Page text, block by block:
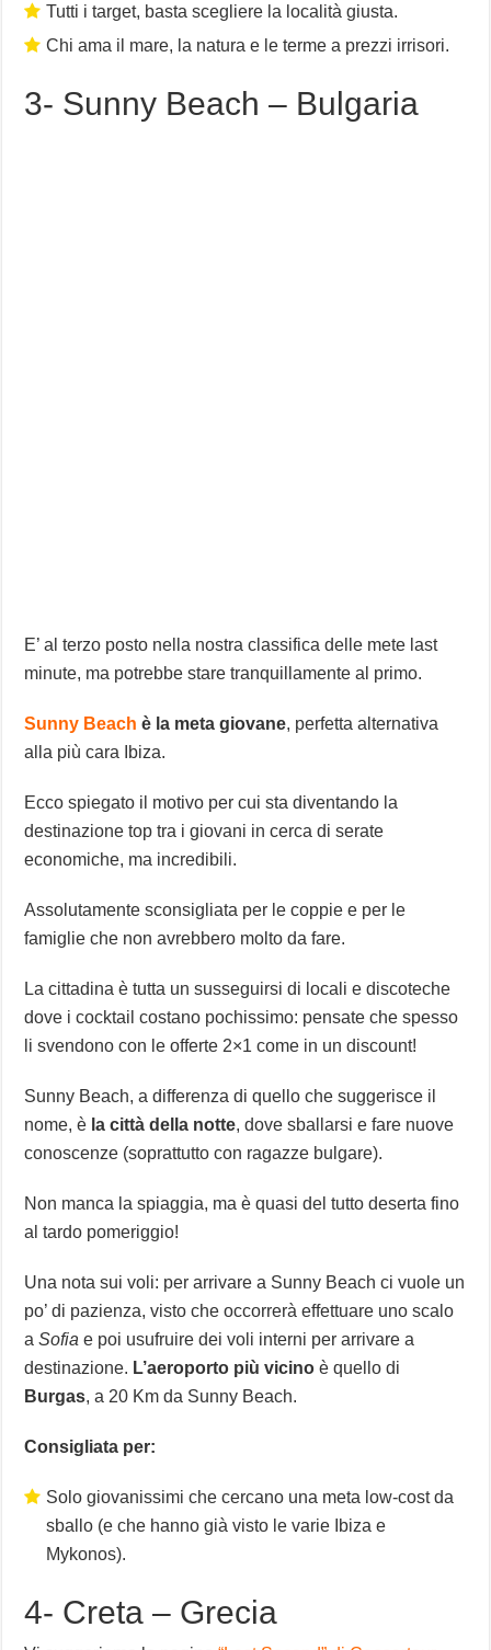
Tutti i target, basta scegliere la località giusta.
Chi ama il mare, la natura e le terme a prezzi irrisori.
3- Sunny Beach – Bulgaria
E’ al terzo posto nella nostra classifica delle mete last
minute, ma potrebbe stare tranquillamente al primo.
Sunny Beach è la meta giovane, perfetta alternativa
alla più cara Ibiza.
Ecco spiegato il motivo per cui sta diventando la
destinazione top tra i giovani in cerca di serate
economiche, ma incredibili.
Assolutamente sconsigliata per le coppie e per le
famiglie che non avrebbero molto da fare.
La cittadina è tutta un susseguirsi di locali e discoteche
dove i cocktail costano pochissimo: pensate che spesso
li svendono con le offerte 2×1 come in un discount!
Sunny Beach, a differenza di quello che suggerisce il
nome, è la città della notte, dove sballarsi e fare nuove
conoscenze (soprattutto con ragazze bulgare).
Non manca la spiaggia, ma è quasi del tutto deserta fino
al tardo pomeriggio!
Una nota sui voli: per arrivare a Sunny Beach ci vuole un
po’ di pazienza, visto che occorrerà effettuare uno scalo
aSofia e poi usufruire dei voli interni per arrivare a
destinazione. L’aeroporto più vicino è quello di
Burgas, a 20 Km da Sunny Beach.
Consigliata per:
Solo giovanissimi che cercano una meta low-cost da
sballo (e che hanno già visto le varie Ibiza e
Mykonos).
4- Creta – Grecia